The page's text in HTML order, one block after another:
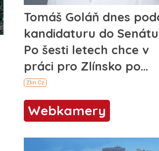
Webkamery